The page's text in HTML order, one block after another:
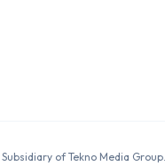
of Tekno Media Group.